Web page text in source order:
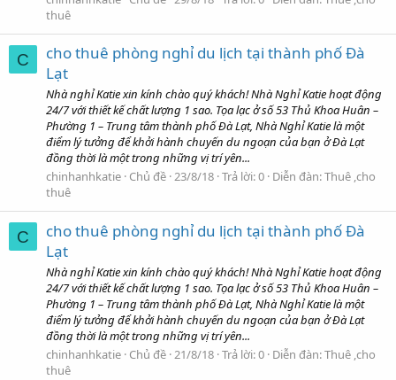
thuê
C
cho thuê phòng nghỉ du lịch tại thành phố Đà
Lạt
Nhà nghỉ Katie xin kính chào quý khách! Nhà Nghỉ Katie hoạt động
24/7 với thiết kế chất lượng 1 sao. Tọa lạc ở số 53 Thủ Khoa Huân –
Phường 1 – Trung tâm thành phố Đà Lạt, Nhà Nghỉ Katie là một
điểm lý tưởng để khởi hành chuyến du ngoạn của bạn ở Đà Lạt
đồng thời là một trong những vị trí yên...
chinhanhkatie Chủ đề 23/8/18 Trả lời: 0 Diễn đàn:Thuê ,cho
thuê
C
cho thuê phòng nghỉ du lịch tại thành phố Đà
Lạt
Nhà nghỉ Katie xin kính chào quý khách! Nhà Nghỉ Katie hoạt động
24/7 với thiết kế chất lượng 1 sao. Tọa lạc ở số 53 Thủ Khoa Huân –
Phường 1 – Trung tâm thành phố Đà Lạt, Nhà Nghỉ Katie là một
điểm lý tưởng để khởi hành chuyến du ngoạn của bạn ở Đà Lạt
đồng thời là một trong những vị trí yên...
chinhanhkatie Chủ đề 21/8/18 Trả lời: 0 Diễn đàn:Thuê ,cho
thuê